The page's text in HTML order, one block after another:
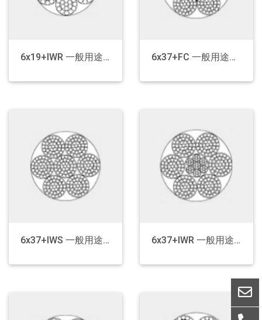
6x19+IWR 一般用途钢丝绳 6x37+FC 一般用途钢丝绳
6x37+IWS 一般用途钢丝绳 6x37+IWR 一般用途钢丝绳